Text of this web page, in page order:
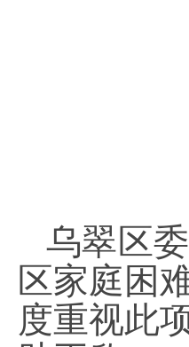
乌翠区
区家庭困
度重视此